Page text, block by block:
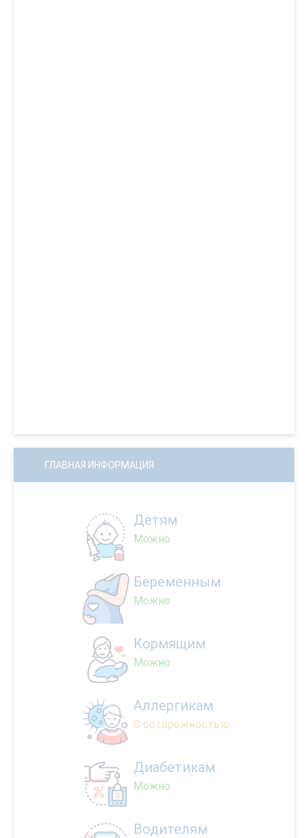
ГЛАВНАЯ ИНФОРМАЦИЯ
Детям
Можно
Беременным
Можно
Кормящим
Можно
Аллергикам
С осторожностью
Диабетикам
Можно
Водителям